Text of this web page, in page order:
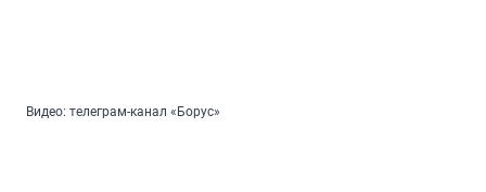
Видео: телеграм-канал «Борус»